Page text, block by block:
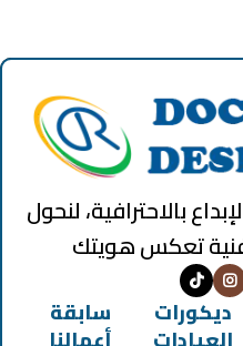
بالاحترافية، لنحول
تعكس هويتك
ديكورات سابقة